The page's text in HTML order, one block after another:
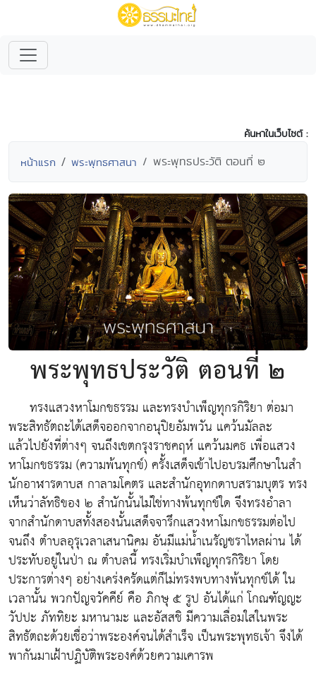
ค้นหาในเว็บไซต์ :
หน้าแรก พระพุทธศาสนา พระพุทธประวัติ ตอนที่ ๒
พระพุทธประวัติ ตอนที่ ๒
ทรงแสวงหาโมกขธรรม และทรงบำเพ็ญทุกรกิริยา ต่อมา
พระสิทธัตถะได้เสด็จออกจากอนุปิยอัมพวัน แคว้นมัลละ
แล้วไปยังที่ต่างๆ จนถึงเขตกรุงราชคฤห์ แคว้นมคธ เพื่อแสวง
หาโมกขธรรม (ความพ้นทุกข์) ครั้งเสด็จเข้าไปอบรมศึกษาในสำ
นักอาฬารดาบส กาลามโคตร และสำนักอุทกดาบสรามบุตร ทรง
เห็นว่าลัทธิของ ๒ สำนักนั้นไม่ใช่ทางพ้นทุกข์ใด จึงทรงอำลา
จากสำนักดาบสทั้งสองนั้นเสด็จจารึกแสวงหาโมกขธรรมต่อไป
จนถึง ตำบลอุรุเวลาเสนานิคม อันมีแม่น้ำเนรัญชราไหลผ่าน ได้
ประทับอยู่ในป่า ณ ตำบลนี้ ทรงเริ่มบำเพ็ญทุกรกิริยา โดย
ประการต่างๆ อย่างเคร่งครัดแต่ก็ไม่ทรงพบทางพ้นทุกข์ได้ ใน
เวลานั้น พวกปัญจวัคคีย์ คือ ภิกษุ ๕ รูป อันได้แก่ โกณฑัญญะ
วัปปะ ภัททิยะ มหานามะ และอัสสชิ มีความเลื่อมใสในพระ
สิทธัตถะด้วยเชื่อว่าพระองค์จนได้สำเร็จ เป็นพระพุทธเจ้า จึงได้
พากันมาเฝ้าปฏิบัติพระองค์ด้วยความเคารพ